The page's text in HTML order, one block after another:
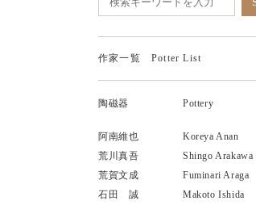
作家一覧 Potter List
陶磁器 Pottery
阿南維也
Koreya Anan
荒川真吾
Shingo Arakawa
荒賀文成
Fuminari Araga
石田 誠
Makoto Ishida